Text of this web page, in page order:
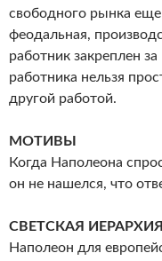
свободного рынка
феодальная,
работник закреплен
работника нельзя
другой работой.
МОТИВЫ
Когда Наполеона
он не нашелся, что
СВЕТСКАЯ ИЕРАРХИЯ
Наполеон для